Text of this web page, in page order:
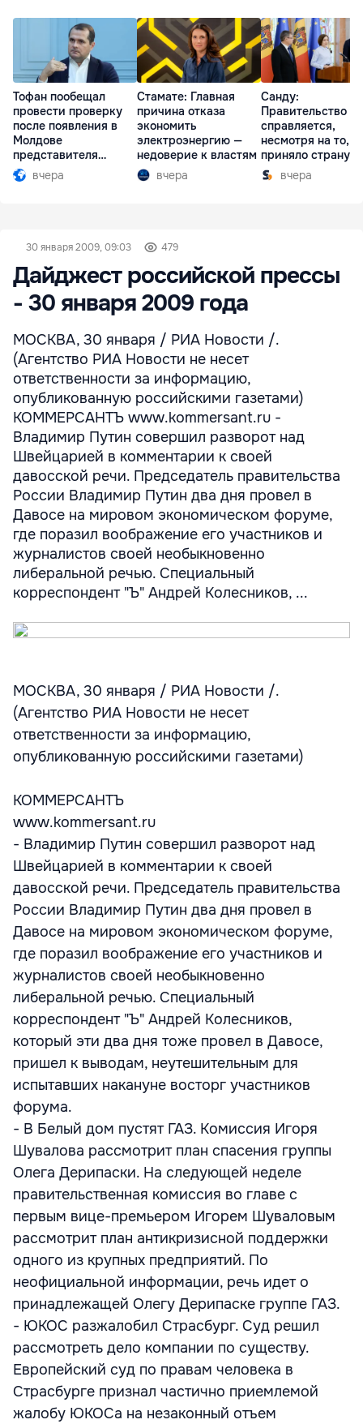
Тофан пообещал
провести проверку
после появления в
Молдове
представителя
Южной Осетии
вчера
Стамате: Главная
причина отказа
экономить
электроэнергию —
недоверие к властям
вчера
Санду:
Правительство
справляется,
несмотря на то,
приняло страну в
разгар кризиса
вчера
30 января 2009, 09:03 479
Дайджест российской прессы
- 30 января 2009 года
МОСКВА, 30 января / РИА Новости /.
(Агентство РИА Новости не несет
ответственности за информацию,
опубликованную российскими газетами)
КОММЕРСАНТЪ www.kommersant.ru -
Владимир Путин совершил разворот над
Швейцарией в комментарии к своей
давосской речи. Председатель правительства
России Владимир Путин два дня провел в
Давосе на мировом экономическом форуме,
где поразил воображение его участников и
журналистов своей необыкновенно
либеральной речью. Специальный
корреспондент "Ъ" Андрей Колесников, ...
МОСКВА, 30 января / РИА Новости /.
(Агентство РИА Новости не несет
ответственности за информацию,
опубликованную российскими газетами)
КОММЕРСАНТЪ
www.kommersant.ru
- Владимир Путин совершил разворот над
Швейцарией в комментарии к своей
давосской речи. Председатель правительства
России Владимир Путин два дня провел в
Давосе на мировом экономическом форуме,
где поразил воображение его участников и
журналистов своей необыкновенно
либеральной речью. Специальный
корреспондент "Ъ" Андрей Колесников,
который эти два дня тоже провел в Давосе,
пришел к выводам, неутешительным для
испытавших накануне восторг участников
форума.
- В Белый дом пустят ГАЗ. Комиссия Игоря
Шувалова рассмотрит план спасения группы
Олега Дерипаски. На следующей неделе
правительственная комиссия во главе с
первым вице-премьером Игорем Шуваловым
рассмотрит план антикризисной поддержки
одного из крупных предприятий. По
неофициальной информации, речь идет о
принадлежащей Олегу Дерипаске группе ГАЗ.
- ЮКОС разжалобил Страсбург. Суд решил
рассмотреть дело компании по существу.
Европейский суд по правам человека в
Страсбурге признал частично приемлемой
жалобу ЮКОСа на незаконный отъем